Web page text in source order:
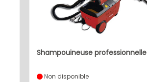
shampouineuse professionnelle
Non disponible